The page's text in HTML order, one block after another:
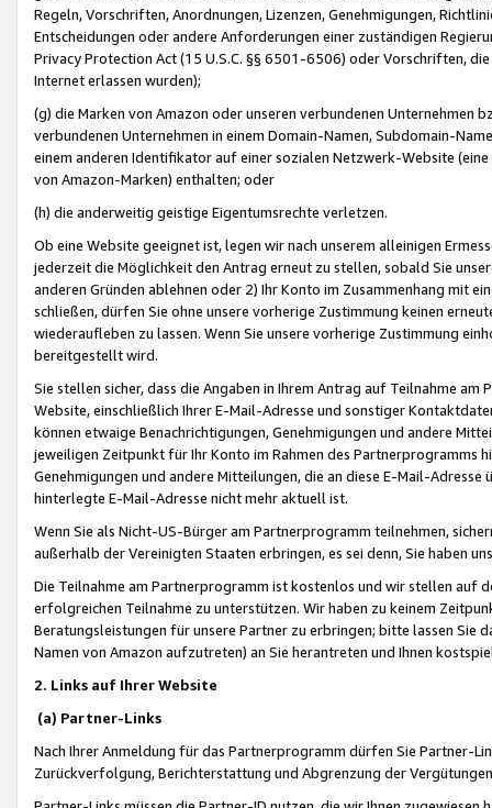
Regeln, Vorschriften, Anordnungen, Lizenzen, Genehmigungen,
Entscheidungen oder andere Anforderungen einer zuständigen
Privacy Protection Act (15 U.S.C. §§ 6501-6506) oder Vorschriften,
Internet erlassen wurden);
(g) die Marken von Amazon oder unseren verbundenen Unternehmen
verbundenen Unternehmen in einem Domain-Namen, Subdomain-
einem anderen Identifikator auf einer sozialen Netzwerk-Website
von Amazon-Marken) enthalten; oder
(h) die anderweitig geistige Eigentumsrechte verletzen.
Ob eine Website geeignet ist, legen wir nach unserem alleinigen
jederzeit die Möglichkeit den Antrag erneut zu stellen, sobald Sie
anderen Gründen ablehnen oder 2) Ihr Konto im Zusammenhang mit
schließen, dürfen Sie ohne unsere vorherige Zustimmung keinen
wiederaufleben zu lassen. Wenn Sie unsere vorherige Zustimmung
bereitgestellt wird.
Sie stellen sicher, dass die Angaben in Ihrem Antrag auf Teilnahme
Website, einschließlich Ihrer E-Mail-Adresse und sonstiger
können etwaige Benachrichtigungen, Genehmigungen und andere
jeweiligen Zeitpunkt für Ihr Konto im Rahmen des Partnerprogramms
Genehmigungen und andere Mitteilungen, die an diese E-Mail-
hinterlegte E-Mail-Adresse nicht mehr aktuell ist.
Wenn Sie als Nicht-US-Bürger am Partnerprogramm teilnehmen,
außerhalb der Vereinigten Staaten erbringen, es sei denn, Sie haben
Die Teilnahme am Partnerprogramm ist kostenlos und wir stellen auf
erfolgreichen Teilnahme zu unterstützen. Wir haben zu keinem
Beratungsleistungen für unsere Partner zu erbringen; bitte lassen Sie
Namen von Amazon aufzutreten) an Sie herantreten und Ihnen
2. Links auf Ihrer Website
(a) Partner-Links
Nach Ihrer Anmeldung für das Partnerprogramm dürfen Sie Partner-
Zurückverfolgung, Berichterstattung und Abgrenzung der